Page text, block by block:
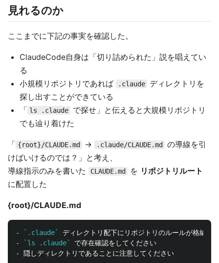
見れるのか
ここまでに下記の事実を確認した。
ClaudeCode自身は「切り詰められた」説を唱えてい
る
小規模リポジトリであれば
.claude
ディレクトリを
探し出すことができている
「 ls .claude
で探せ」と伝えると大規模リポジトリ
でも辿り着けた
「 {root}/CLAUDE.md -> .claude/CLAUDE.md
の導線を引
けばいけるのでは？」と考え、
導線指示のみを書いた
CLAUDE.md を リポジトリルート
に配置した
{root}/CLAUDE.md
-
`.claude`
-
`ls .claude`
-